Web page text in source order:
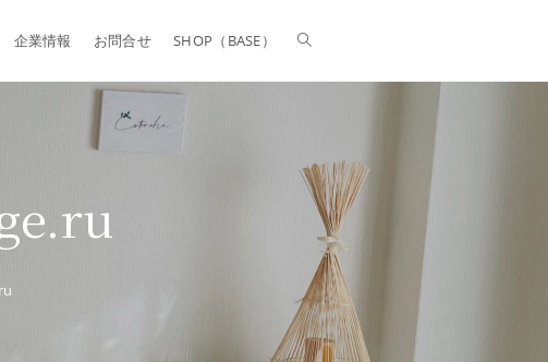
企業情報 お問合せ SHOP（BASE）